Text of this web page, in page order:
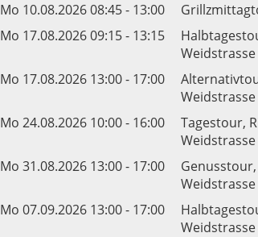
Mo 10.08.2026 08:45 - 13:00
Mo 17.08.2026 09:15 - 13:15
Mo 17.08.2026 13:00 - 17:00
Mo 24.08.2026 10:00 - 16:00
Tagestour,
Mo 31.08.2026 13:00 - 17:00
Mo 07.09.2026 13:00 - 17:00